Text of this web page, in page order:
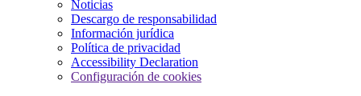
Noticias
Descargo de responsabilidad
Información jurídica
Política de privacidad
Accessibility Declaration
Configuración de cookies